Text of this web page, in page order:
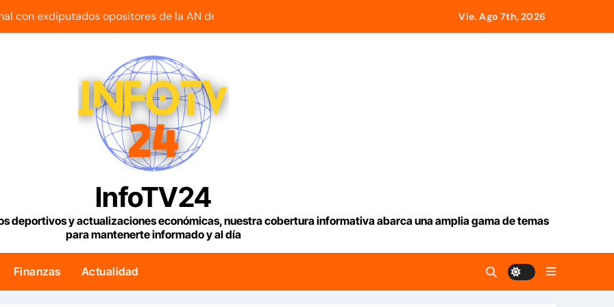
con exdiputados opositores de la AN de 2015
agrónomos insta a la banca a financiar la agricultura familiar
café de «muy buena calidad» que está siendo exportado a 21 países
Condiciones Meteorológicas para las próximas 24 horas, de este jueves 6 de agosto 2026
que no han sido atendidos
con cáncer que creó una escuelita para niños damnificados en La Guaira
tenemos es la reinstitucionalización
Vie. Ago 7th, 2026
InfoTV24
deportivos y actualizaciones económicas, nuestra cobertura informativa abarca una amplia gama de temas
para mantenerte informado y al día
Finanzas Actualidad